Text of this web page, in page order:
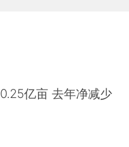
亿亩 去年净减少